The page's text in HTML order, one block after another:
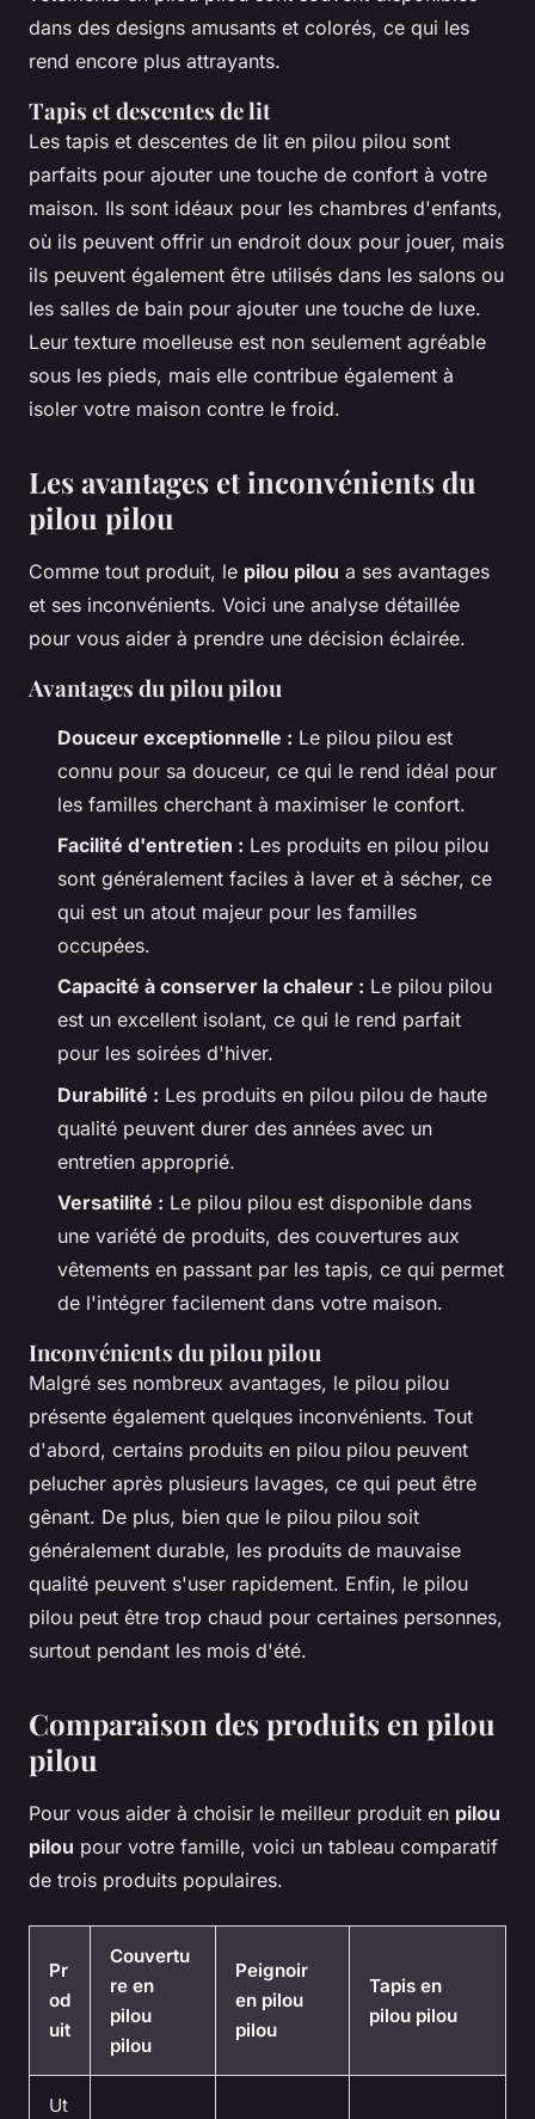
dans des designs amusants et colorés, ce qui les
rend encore plus attrayants.
Tapis et descentes de lit
Les tapis et descentes de lit en pilou pilou sont
parfaits pour ajouter une touche de confort à votre
maison. Ils sont idéaux pour les chambres d'enfants,
où ils peuvent offrir un endroit doux pour jouer, mais
ils peuvent également être utilisés dans les salons ou
les salles de bain pour ajouter une touche de luxe.
Leur texture moelleuse est non seulement agréable
sous les pieds, mais elle contribue également à
isoler votre maison contre le froid.
Les avantages et inconvénients du
pilou pilou
Comme tout produit, le pilou pilou a ses avantages
et ses inconvénients. Voici une analyse détaillée
pour vous aider à prendre une décision éclairée.
Avantages du pilou pilou
Douceur exceptionnelle : Le pilou pilou est
connu pour sa douceur, ce qui le rend idéal pour
les familles cherchant à maximiser le confort.
Facilité d'entretien : Les produits en pilou pilou
sont généralement faciles à laver et à sécher, ce
qui est un atout majeur pour les familles
occupées.
Capacité à conserver la chaleur : Le pilou pilou
est un excellent isolant, ce qui le rend parfait
pour les soirées d'hiver.
Durabilité : Les produits en pilou pilou de haute
qualité peuvent durer des années avec un
entretien approprié.
Versatilité : Le pilou pilou est disponible dans
une variété de produits, des couvertures aux
vêtements en passant par les tapis, ce qui permet
de l'intégrer facilement dans votre maison.
Inconvénients du pilou pilou
Malgré ses nombreux avantages, le pilou pilou
présente également quelques inconvénients. Tout
d'abord, certains produits en pilou pilou peuvent
pelucher après plusieurs lavages, ce qui peut être
gênant. De plus, bien que le pilou pilou soit
généralement durable, les produits de mauvaise
qualité peuvent s'user rapidement. Enfin, le pilou
pilou peut être trop chaud pour certaines personnes,
surtout pendant les mois d'été.
Comparaison des produits en pilou
pilou
Pour vous aider à choisir le meilleur produit en pilou
pilou pour votre famille, voici un tableau comparatif
de trois produits populaires.
Pr
od
uit
Couvertu
re en
pilou
pilou
Peignoir
en pilou
pilou
Tapis en
pilou pilou
Ut